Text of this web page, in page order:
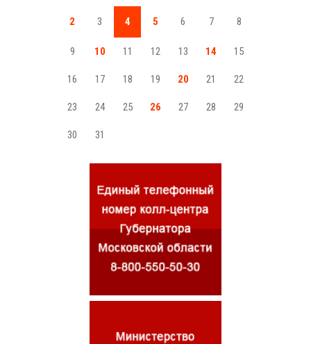
2 3 4 5 6 7 8
9 10 11 12 13 14 15
16 17 18 19 20 21 22
23 24 25 26 27 28 29
30 31